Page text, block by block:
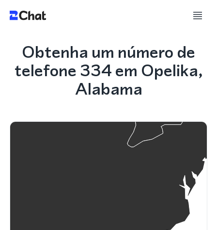
Obtenha um número de
telefone 334 em Opelika,
Alabama